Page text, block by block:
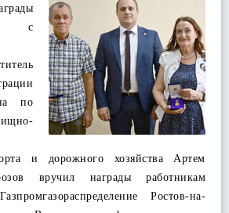
с
по
и дорожного хозяйства Артем
вручил награды работникам
Ростов-на-